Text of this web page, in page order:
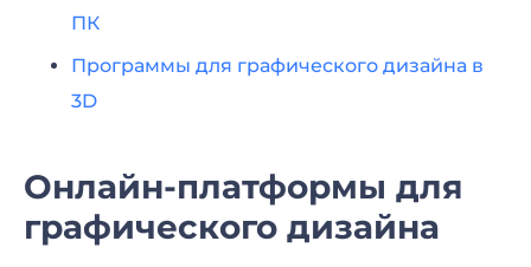
ПК
Программы для графического дизайна в
3D
Онлайн-платформы для
графического дизайна